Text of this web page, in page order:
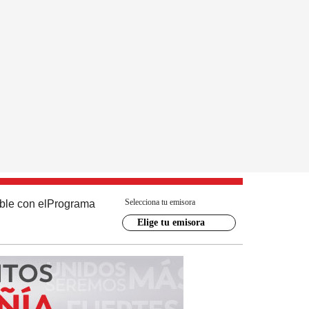
con el Programa Selecciona tu emisora
Elige tu emisora